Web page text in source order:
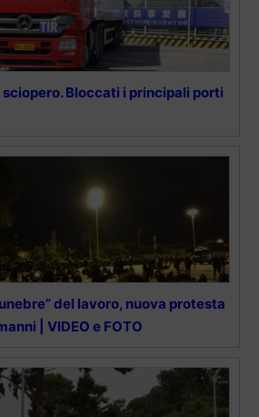
sciopero. Bloccati i principali porti
del lavoro, nuova protesta
| VIDEO e FOTO